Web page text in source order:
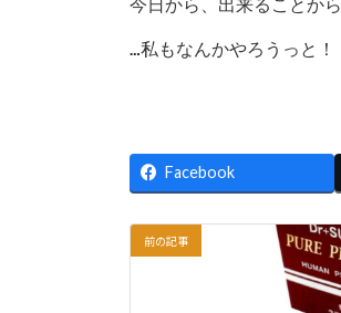
今日から、出来ることか
…私もなんかやろうっと！
Facebook
前の記事